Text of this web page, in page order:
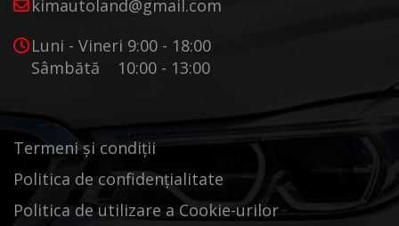
kimautoland@gmail.com
Luni - Vineri 9:00 - 18:00
Sâmbătă 10:00 - 13:00
Termeni și condiții
Politica de confidențialitate
Politica de utilizare a Cookie-urilor